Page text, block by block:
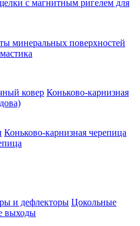
с магнитным ригелем для
минеральных поверхностей
ковер Коньково-карнизная
Коньково-карнизная черепица
и дефлекторы Цокольные
выходы